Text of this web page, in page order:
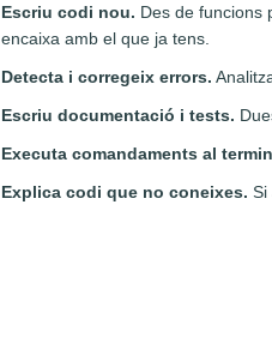
Escriu codi nou. Des de funcions
encaixa amb el que ja tens.
Detecta i corregeix errors.
Escriu documentació i tests.
Executa comandaments al
Explica codi que no coneixes. Si